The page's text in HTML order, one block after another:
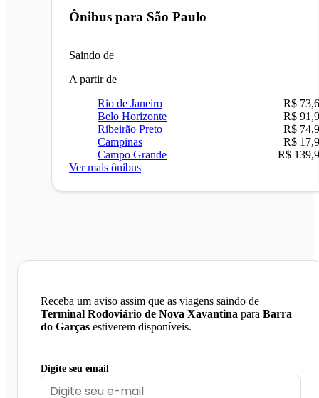
Ônibus para São Paulo
Saindo de
A partir de
Rio de Janeiro
R$
Belo Horizonte
R$
Ribeirão Preto
R$
Campinas
R$
Campo Grande
R$
Ver mais ônibus
Receba um aviso assim que as viagens saindo de
Terminal Rodoviário de Nova Xavantina para Barra
do Garças estiverem disponíveis.
Digite seu email